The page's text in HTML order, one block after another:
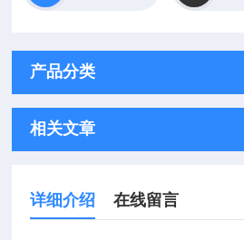
产品分类
相关文章
详细介绍 在线留言